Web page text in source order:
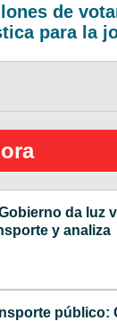
de
para la
da luz
y analiza
público: